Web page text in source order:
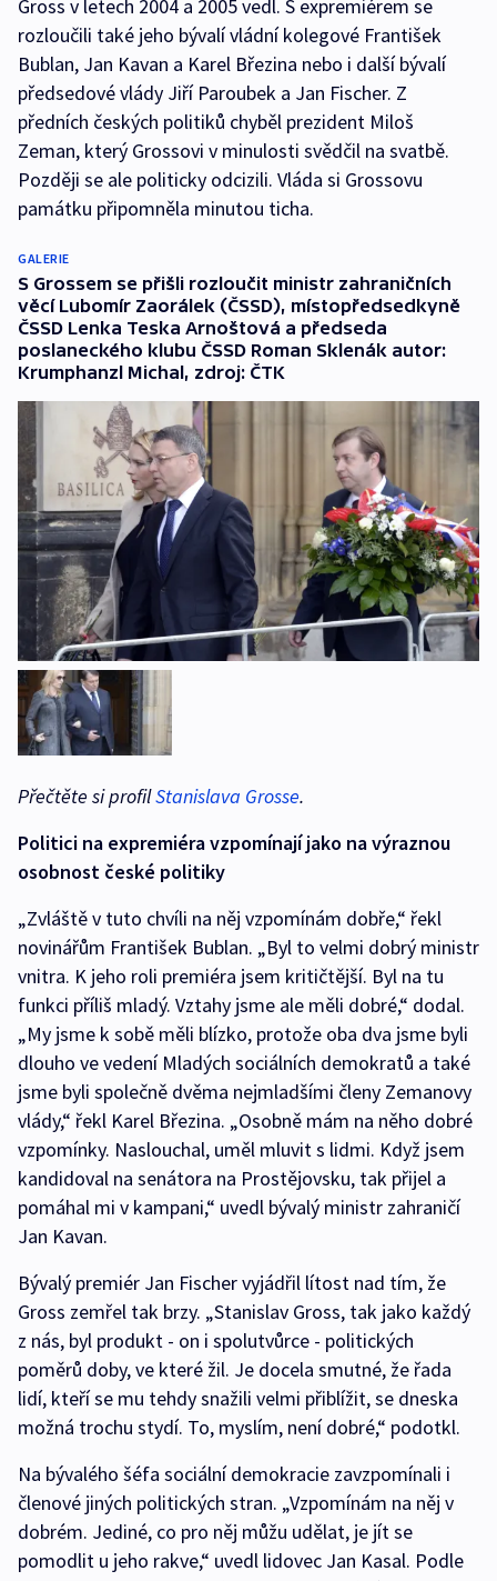
Gross v letech 2004 a 2005 vedl. S expremiérem se
rozloučili také jeho bývalí vládní kolegové František
Bublan, Jan Kavan a Karel Březina nebo i další bývalí
předsedové vlády Jiří Paroubek a Jan Fischer. Z
předních českých politiků chyběl prezident Miloš
Zeman, který Grossovi v minulosti svědčil na svatbě.
Později se ale politicky odcizili. Vláda si Grossovu
památku připomněla minutou ticha.
GALERIE
S Grossem se přišli rozloučit ministr zahraničních
věcí Lubomír Zaorálek (ČSSD), místopředsedkyně
ČSSD Lenka Teska Arnoštová a předseda
poslaneckého klubu ČSSD Roman Sklenák autor:
Krumphanzl Michal, zdroj: ČTK
Přečtěte si profilStanislava Grosse.
Politici na expremiéra vzpomínají jako na výraznou
osobnost české politiky
„Zvláště v tuto chvíli na něj vzpomínám dobře,“ řekl
novinářům František Bublan. „Byl to velmi dobrý ministr
vnitra. K jeho roli premiéra jsem kritičtější. Byl na tu
funkci příliš mladý. Vztahy jsme ale měli dobré,“ dodal.
„My jsme k sobě měli blízko, protože oba dva jsme byli
dlouho ve vedení Mladých sociálních demokratů a také
jsme byli společně dvěma nejmladšími členy Zemanovy
vlády,“ řekl Karel Březina. „Osobně mám na něho dobré
vzpomínky. Naslouchal, uměl mluvit s lidmi. Když jsem
kandidoval na senátora na Prostějovsku, tak přijel a
pomáhal mi v kampani,“ uvedl bývalý ministr zahraničí
Jan Kavan.
Bývalý premiér Jan Fischer vyjádřil lítost nad tím, že
Gross zemřel tak brzy. „Stanislav Gross, tak jako každý
z nás, byl produkt - on i spolutvůrce - politických
poměrů doby, ve které žil. Je docela smutné, že řada
lidí, kteří se mu tehdy snažili velmi přiblížit, se dneska
možná trochu stydí. To, myslím, není dobré,“ podotkl.
Na bývalého šéfa sociální demokracie zavzpomínali i
členové jiných politických stran. „Vzpomínám na něj v
dobrém. Jediné, co pro něj můžu udělat, je jít se
pomodlit u jeho rakve,“ uvedl lidovec Jan Kasal. Podle